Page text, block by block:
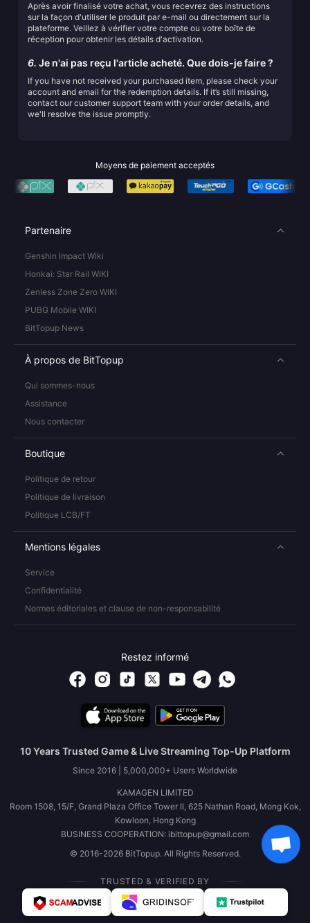
Après avoir finalisé votre achat, vous recevrez des instructions
sur la façon d'utiliser le produit par e-mail ou directement sur la
plateforme. Veillez à vérifier votre compte ou votre boîte de
réception pour obtenir les détails d'activation.
6. Je n'ai pas reçu l'article acheté. Que dois-je faire ?
If you have not received your purchased item, please check your
account and email for the redemption details. If it’s still missing,
contact our customer support team with your order details, and
we'll resolve the issue promptly.
Moyens de paiement acceptés
Partenaire
Genshin Impact Wiki
Honkai: Star Rail WIKI
Zenless Zone Zero WIKI
PUBG Mobile WIKI
BitTopup News
À propos de BitTopup
Qui sommes-nous
Assistance
Nous contacter
Boutique
Politique de retour
Politique de livraison
Politique LCB/FT
Mentions légales
Service
Confidentialité
Normes éditoriales et clause de non-responsabilité
Restez informé
10 Years Trusted Game & Live Streaming Top-Up Platform
Since 2016 | 5,000,000+ Users Worldwide
KAMAGEN LIMITED
Room 1508, 15/F, Grand Plaza Office Tower II, 625 Nathan Road, Mong Kok,
Kowloon, Hong Kong
BUSINESS COOPERATION: ibittopup@gmail.com
© 2016-2026 BitTopup. All Rights Reserved.
TRUSTED & VERIFIED BY